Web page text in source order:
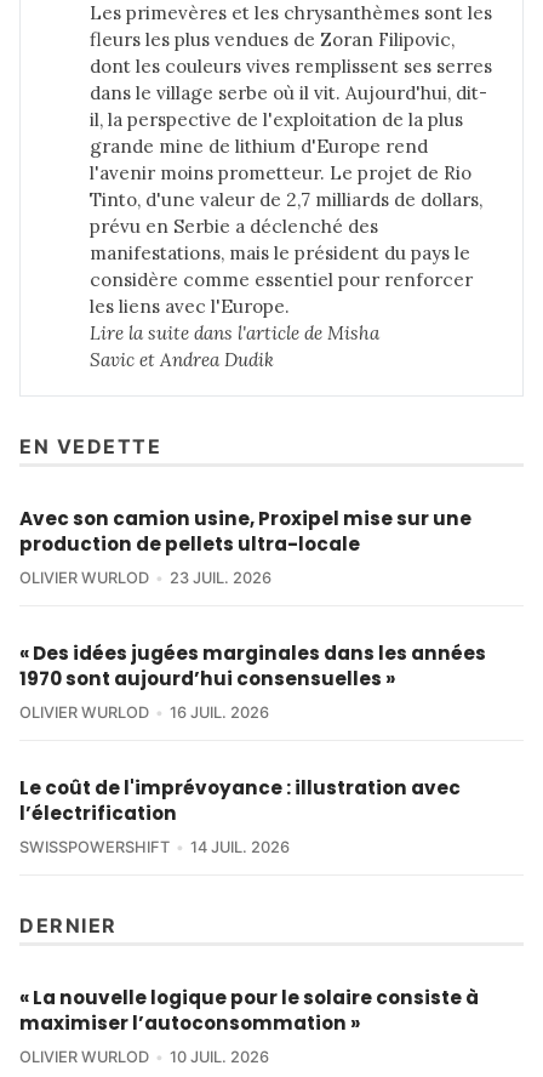
Les primevères et les chrysanthèmes sont les
fleurs les plus vendues de Zoran Filipovic,
dont les couleurs vives remplissent ses serres
dans le village serbe où il vit. Aujourd'hui, dit-
il, la perspective de l'exploitation de la plus
grande mine de lithium d'Europe rend
l'avenir moins prometteur. Le projet de Rio
Tinto, d'une valeur de 2,7 milliards de dollars,
prévu en Serbie a déclenché des
manifestations, mais le président du pays le
considère comme essentiel pour renforcer
les liens avec l'Europe.
Lire la suite dans l'article de Misha
Savic et Andrea Dudik
EN VEDETTE
Avec son camion usine, Proxipel mise sur une
production de pellets ultra-locale
OLIVIER WURLOD 23 JUIL. 2026
« Des idées jugées marginales dans les années
1970 sont aujourd’hui consensuelles »
OLIVIER WURLOD 16 JUIL. 2026
Le coût de l'imprévoyance : illustration avec
l’électrification
SWISSPOWERSHIFT 14 JUIL. 2026
DERNIER
« La nouvelle logique pour le solaire consiste à
maximiser l’autoconsommation »
OLIVIER WURLOD 10 JUIL. 2026